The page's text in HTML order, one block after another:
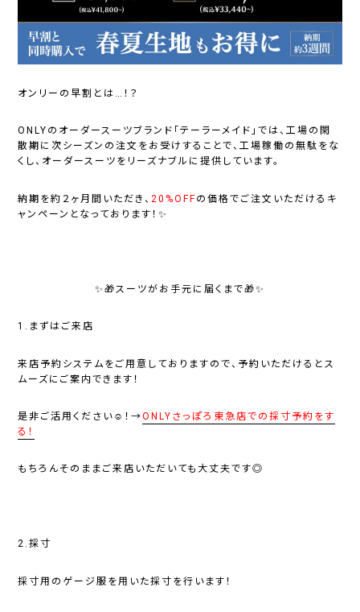
オンリーの早割とは…！？
ONLYのオーダースーツブランド「テーラーメイド」では、工場の閑
散期に次シーズンの注文をお受けすることで、工場稼働の無駄をな
くし、オーダースーツをリーズナブルに提供しています。
納期を約２ヶ月間いただき、20%OFFの価格でご注文いただけるキ
ャンペーンとなっております！✨
✨🎁スーツがお手元に届くまで🎁✨
1.まずはご来店
来店予約システムをご用意しておりますので、予約いただけるとス
ムーズにご案内できます！
是非ご活用ください☺️！→ONLYさっぽろ東急店での採寸予約をす
る！
もちろんそのままご来店いただいても大丈夫です◎
2.採寸
採寸用のゲージ服を用いた採寸を行います！